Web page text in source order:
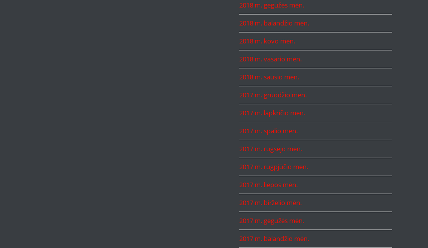
2018 m. gegužės mėn.
2018 m. balandžio mėn.
2018 m. kovo mėn.
2018 m. vasario mėn.
2018 m. sausio mėn.
2017 m. gruodžio mėn.
2017 m. lapkričio mėn.
2017 m. spalio mėn.
2017 m. rugsėjo mėn.
2017 m. rugpjūčio mėn.
2017 m. liepos mėn.
2017 m. birželio mėn.
2017 m. gegužės mėn.
2017 m. balandžio mėn.